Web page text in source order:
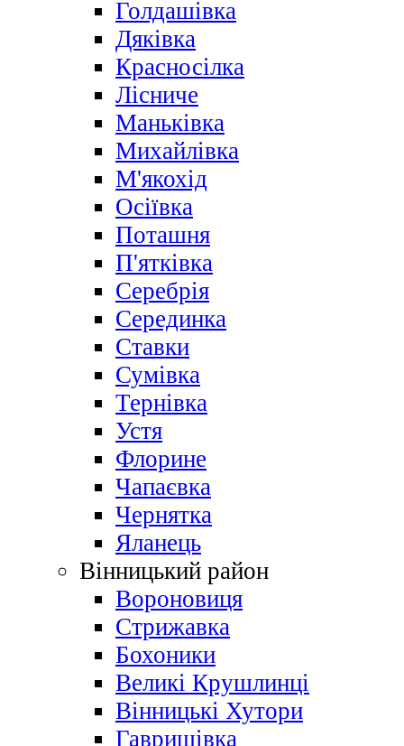
Голдашівка
Дяківка
Красносілка
Лісниче
Маньківка
Михайлівка
М'якохід
Осіївка
Поташня
П'ятківка
Серебрія
Серединка
Ставки
Сумівка
Тернівка
Устя
Флорине
Чапаєвка
Чернятка
Яланець
Вінницький район
Вороновиця
Стрижавка
Бохоники
Великі Крушлинці
Вінницькі Хутори
Гавришівка